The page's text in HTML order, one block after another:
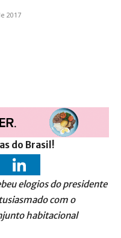
2017
do Brasil!
elogios do presidente
com o
habitacional